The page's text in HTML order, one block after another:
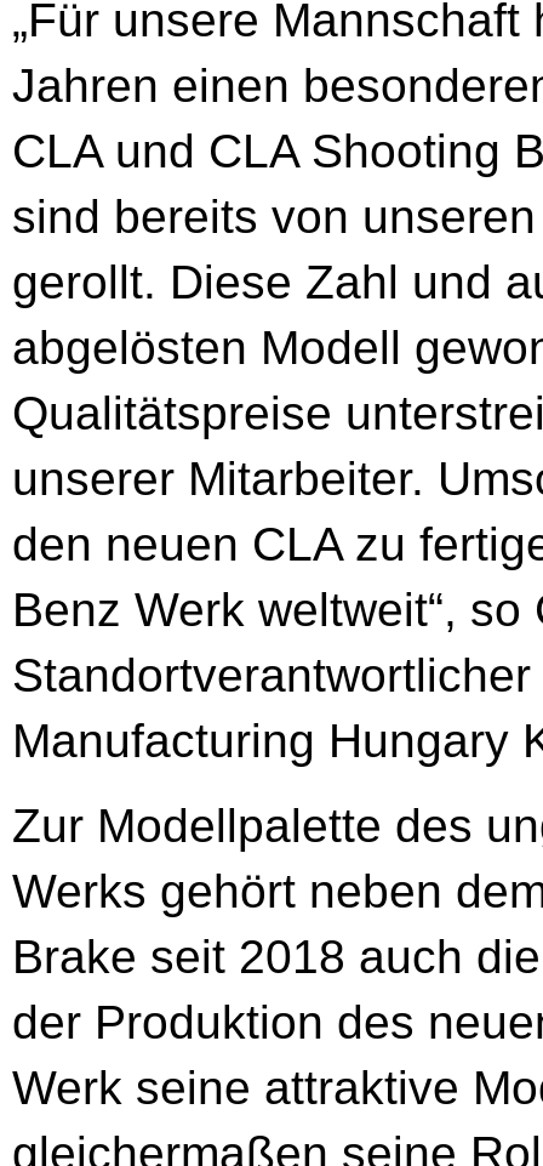
„Für unsere
Jahren einen
CLA und CLA Shooting
sind bereits von
gerollt. Diese Zahl und
abgelösten Modell
Qualitätspreise
unserer Mitarbeiter.
den neuen CLA zu
Benz Werk weltweit“,
Manufacturing Hungary
Zur Modellpalette des
Werks gehört neben
Brake seit 2018 auch
der Produktion des
Werk seine attraktive
gleichermaßen seine